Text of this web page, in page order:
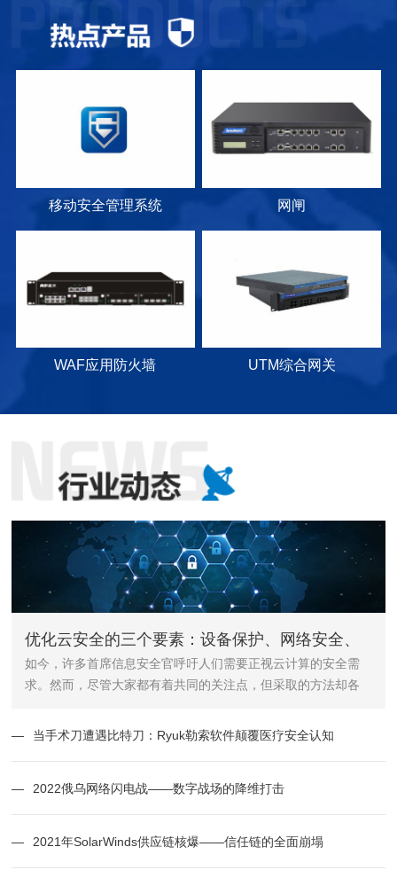
移动安全管理系统 网闸
WAF应用防火墙 UTM综合网关
优化云安全的三个要素：设备保护、网络安全、
用户行为
如今，许多首席信息安全官呼吁人们需要正视云计算的安全需
求。然而，尽管大家都有着共同的关注点，但采取的方法却各
— 当手术刀遭遇比特刀：Ryuk勒索软件颠覆医疗安全认知
— 2022俄乌网络闪电战——数字战场的降维打击
— 2021年SolarWinds供应链核爆——信任链的全面崩塌